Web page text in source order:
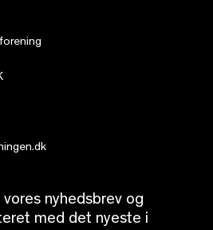
nyhedsbrev og
med det nyeste i